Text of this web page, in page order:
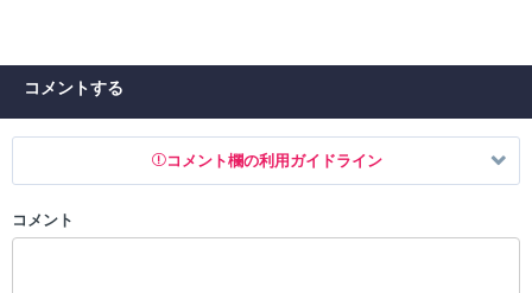
コメントする
コメント欄の利用ガイドライン
以下の書き込みを禁止とし、場合によってはコメント削除や書き込み制
コメント